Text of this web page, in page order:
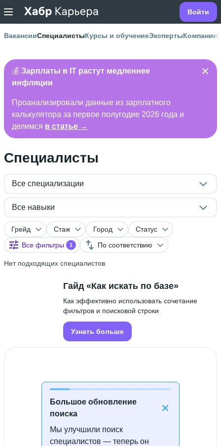
Войти
ВакансииСпециалистыКурсы и обучениеЭкспертыКомпании
💰 Зарплаты в IT растут медленнее
инфляции
Проанализировали данные из зарплатного
калькулятора за первое полугодие 2026 года и
делимся в статье →
Специалисты
Все специализации
Все навыки
Грейд Стаж Город
Статус
Все фильтры
1 По соответствию
Нет подходящих специалистов
Большое обновление
поиска
Мы улучшили поиск
специалистов — теперь он
Гайд «Как искать по базе»
Как эффективно использовать сочетание
фильтров и поисковой строки
Узнать больше
Специалисты не найдены